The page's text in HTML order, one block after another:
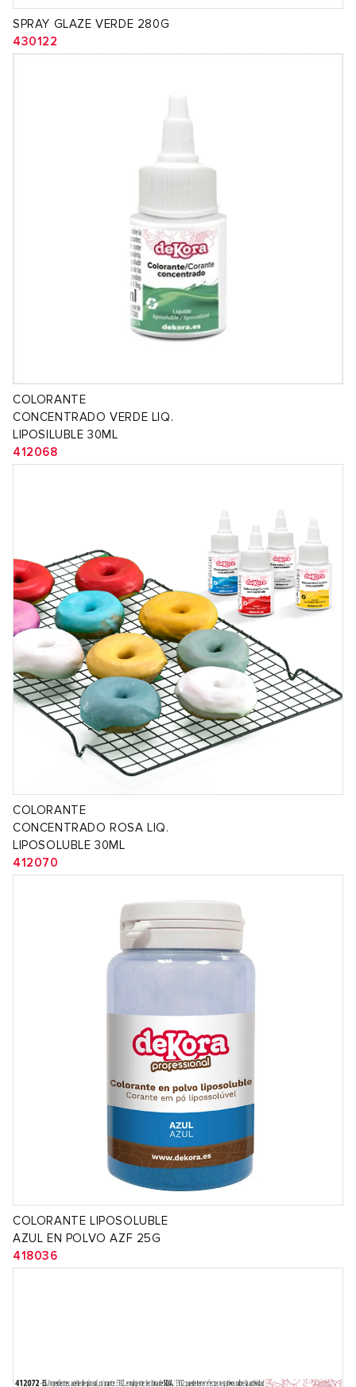
SPRAY GLAZE VERDE 280G
430122
COLORANTE
CONCENTRADO VERDE LIQ.
LIPOSILUBLE 30ML
412068
COLORANTE
CONCENTRADO ROSA LIQ.
LIPOSOLUBLE 30ML
412070
COLORANTE LIPOSOLUBLE
AZUL EN POLVO AZF 25G
418036